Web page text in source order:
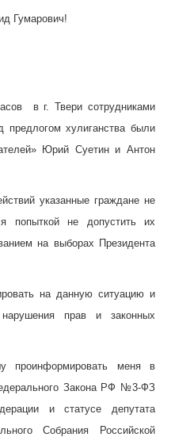
Гумарович!
в г. Твери сотрудниками
предлогом хулиганства были
Юрий Суетин и Антон
указанные граждане не
попыткой не допустить их
на выборах Президента
на данную ситуацию и
прав и законных
проинформировать меня в
Закона РФ №3-ФЗ
и статусе депутата
Собрания Российской